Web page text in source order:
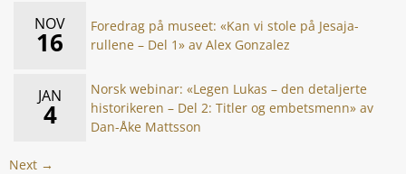
NOV
16
Foredrag på museet: «Kan vi stole på Jesaja-
rullene – Del 1» av Alex Gonzalez
JAN
4
Norsk webinar: «Legen Lukas – den detaljerte
historikeren – Del 2: Titler og embetsmenn» av
Dan-Åke Mattsson
Next →